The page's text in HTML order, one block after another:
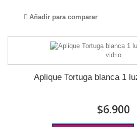
Añadir para comparar
Aplique Tortuga blanca 1
$6.900